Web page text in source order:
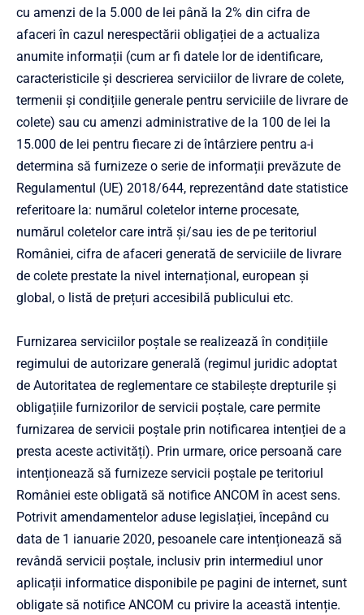
cu amenzi de la 5.000 de lei până la 2% din cifra de
afaceri în cazul nerespectării obligației de a actualiza
anumite informații (cum ar fi datele lor de identificare,
caracteristicile și descrierea serviciilor de livrare de colete,
termenii și condițiile generale pentru serviciile de livrare de
colete) sau cu amenzi administrative de la 100 de lei la
15.000 de lei pentru fiecare zi de întârziere pentru a-i
determina să furnizeze o serie de informații prevăzute de
Regulamentul (UE) 2018/644, reprezentând date statistice
referitoare la: numărul coletelor interne procesate,
numărul coletelor care intră și/sau ies de pe teritoriul
României, cifra de afaceri generată de serviciile de livrare
de colete prestate la nivel internațional, european și
global, o listă de prețuri accesibilă publicului etc.
Furnizarea serviciilor poștale se realizează în condițiile
regimului de autorizare generală (regimul juridic adoptat
de Autoritatea de reglementare ce stabilește drepturile și
obligațiile furnizorilor de servicii poștale, care permite
furnizarea de servicii poștale prin notificarea intenției de a
presta aceste activități). Prin urmare, orice persoană care
intenționează să furnizeze servicii poștale pe teritoriul
României este obligată să notifice ANCOM în acest sens.
Potrivit amendamentelor aduse legislației, începând cu
data de 1 ianuarie 2020, pesoanele care intenționează să
revândă servicii poștale, inclusiv prin intermediul unor
aplicații informatice disponibile pe pagini de internet, sunt
obligate să notifice ANCOM cu privire la această intenție.